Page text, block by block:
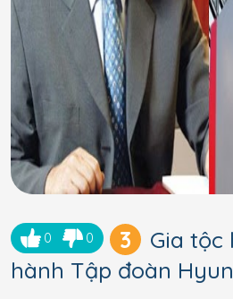
0 0 3
Gia tộc
hành Tập đoàn